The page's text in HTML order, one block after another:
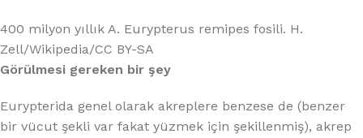
400 milyon yıllık A. Eurypterus remipes fosili. H.
Zell/Wikipedia/CC BY-SA
Görülmesi gereken bir şey
Eurypterida genel olarak akreplere benzese de (benzer
bir vücut şekli var fakat yüzmek için şekillenmiş), akrep